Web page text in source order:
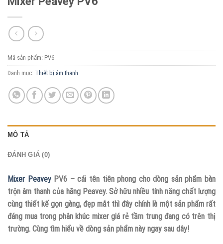
Mã sản phẩm: PV6
Danh mục: Thiết bị âm thanh
MÔ TẢ
ĐÁNH GIÁ (0)
Mixer PeaveyPV6 – cái tên tiên phong cho dòng sản phẩm bàn
trộn âm thanh của hãng Peavey. Sở hữu nhiều tính năng chất lượng
cùng thiết kế gọn gàng, đẹp mắt thì đây chính là một sản phẩm rất
đáng mua trong phân khúc mixer giá rẻ tầm trung đang có trên thị
trường. Cùng tìm hiểu về dòng sản phẩm này ngay sau dây!